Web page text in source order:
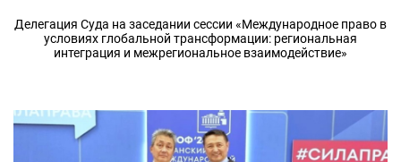
Делегация Суда на заседании сессии «Международное право в
условиях глобальной трансформации: региональная
интеграция и межрегиональное взаимодействие»